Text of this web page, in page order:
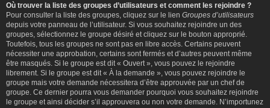
Où trouver la liste des groupes d’utilisateurs et comment les rejoindre ?
Pour consulter la liste des groupes, cliquez sur le lien Groupes d’utilisateurs
depuis votre panneau de l’utilisateur. Si vous souhaitez rejoindre un des
groupes, sélectionnez le groupe désiré et cliquez sur le bouton approprié.
Toutefois, tous les groupes ne sont pas en libre accès. Certains peuvent
nécessiter une approbation, certains sont fermés et d’autres peuvent même
être masqués. Si le groupe est dit « Ouvert », vous pouvez le rejoindre
librement. Si le groupe est dit « À la demande », vous pouvez rejoindre le
groupe mais votre demande nécessitera d’être approuvée par un chef de
groupe. Ce dernier pourra vous demander pourquoi vous souhaitez rejoindre
le groupe et ainsi décider s’il approuvera ou non votre demande. N’importunez